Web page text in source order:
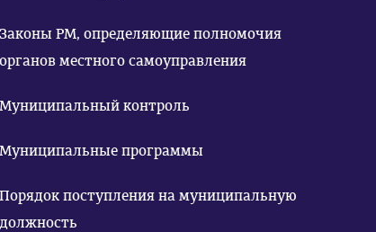
Законы РМ, определяющие полномочия
органов местного самоуправления
Муниципальный контроль
Муниципальные программы
Порядок поступления на муниципальную
должность